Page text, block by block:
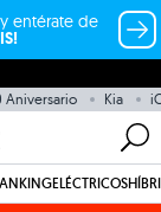
entérate de
Aniversario Kia
ELÉCTRICOS